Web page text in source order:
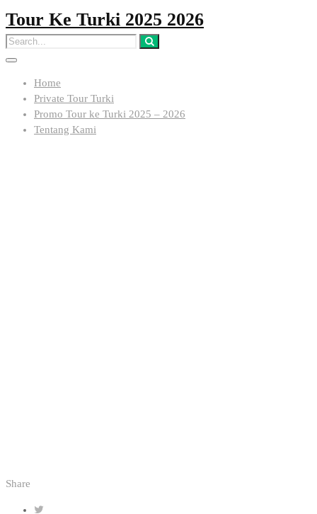
Tour Ke Turki 2025 2026
Home
Private Tour Turki
Promo Tour ke Turki 2025 – 2026
Tentang Kami
Share